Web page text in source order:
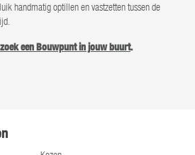
handmatig optillen en vastzetten tussen de
zoek een Bouwpunt in jouw buurt.